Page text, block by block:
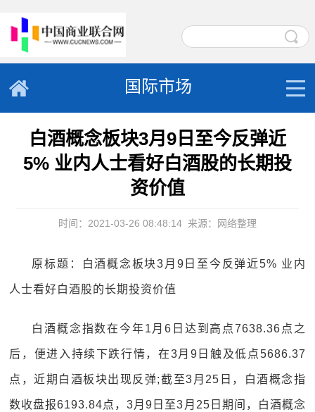
国际市场
白酒概念板块3月9日至今反弹近
5% 业内人士看好白酒股的长期投
资价值
时间：2021-03-26 08:48:14 来源：网络整理
原标题：白酒概念板块3月9日至今反弹近5% 业内
人士看好白酒股的长期投资价值
白酒概念指数在今年1月6日达到高点7638.36点之
后，便进入持续下跌行情，在3月9日触及低点5686.37
点，近期白酒板块出现反弹;截至3月25日，白酒概念指
数收盘报6193.84点，3月9日至3月25日期间，白酒概念